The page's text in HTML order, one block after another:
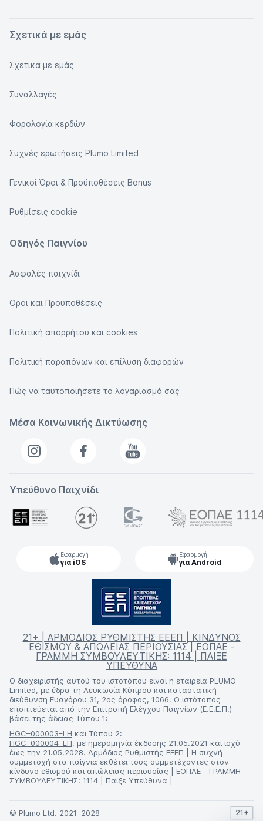
Σχετικά με εμάς
Σχετικά με εμάς
Συναλλαγές
Φορολογία κερδών
Συχνές ερωτήσεις Plumo Limited
Γενικοί Όροι & Προϋποθέσεις Bonus
Ρυθμίσεις cookie
Οδηγός Παιγνίου
Ασφαλές παιχνίδι
Οροι και Προϋποθέσεις
Πολιτική απορρήτου και cookies
Πολιτική παραπόνων και επίλυση διαφορών
Πώς να ταυτοποιήσετε το λογαριασμό σας
Μέσα Κοινωνικής Δικτύωσης
Υπεύθυνο Παιχνίδι
Εφαρμογή
για iOS
Εφαρμογή
για Android
21+ | ΑΡΜΟΔΙΟΣ ΡΥΘΜΙΣΤΗΣ ΕΕΕΠ | ΚΙΝΔΥΝΟΣ
ΕΘΙΣΜΟΥ & ΑΠΩΛΕΙΑΣ ΠΕΡΙΟΥΣΙΑΣ | ΕΟΠΑΕ -
ΓΡΑΜΜΗ ΣΥΜΒΟΥΛΕΥΤΙΚΗΣ: 1114 | ΠΑΙΞΕ
ΥΠΕΥΘΥΝΑ
Ο διαχειριστής αυτού του ιστοτόπου είναι η εταιρεία PLUMO
Limited, με έδρα τη Λευκωσία Κύπρου και καταστατική
διεύθυνση Ευαγόρου 31, 2ος όροφος, 1066. Ο ιστότοπος
εποπτεύεται από την Επιτροπή Ελέγχου Παιγνίων (Ε.Ε.Ε.Π.)
βάσει της άδειας Τύπου 1:
HGC–000003–LH και Τύπου 2:
HGC–000004–LH, με ημερομηνία έκδοσης 21.05.2021 και ισχύ
έως την 21.05.2028. Αρμόδιος Ρυθμιστής ΕΕΕΠ | Η συχνή
συμμετοχή στα παίγνια εκθέτει τους συμμετέχοντες στον
κίνδυνο εθισμού και απώλειας περιουσίας | ΕΟΠΑΕ - ΓΡΑΜΜΗ
ΣΥΜΒΟΥΛΕΥΤΙΚΗΣ: 1114 | Παίξε Υπεύθυνα |
© Plumo Ltd. 2021–2028 21+